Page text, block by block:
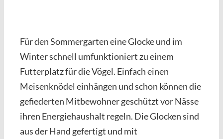
Für den Sommergarten eine Glocke und im
Winter schnell umfunktioniert zu einem
Futterplatz für die Vögel. Einfach einen
Meisenknödel einhängen und schon können die
gefiederten Mitbewohner geschützt vor Nässe
ihren Energiehaushalt regeln. Die Glocken sind
aus der Hand gefertigt und mit